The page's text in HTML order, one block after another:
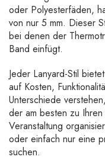
oder Polyesterfäden,
von nur 5 mm. Dieser
bei denen der
Band einfügt.
Jeder Lanyard-Stil
auf Kosten,
Unterschiede
der am besten zu
Veranstaltung
oder einfach nur eine
suchen.